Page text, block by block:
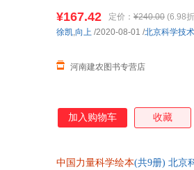
¥167.42 定价： ¥240.00 (6.98
河南建农图书专营店
徐凯,向上 /2020-08-01 /北京科学技
加入购物车 收藏
中国力量科学绘本(共9册) 北京